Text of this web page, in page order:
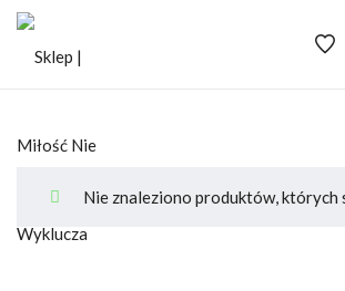
Nie znaleziono produktów, których